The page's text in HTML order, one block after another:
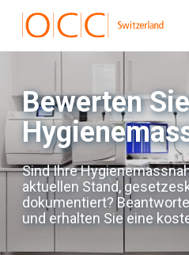
Bewerten
Sind Ihre
aktuellen Stand,
dokumentiert?
und erhalten Sie eine